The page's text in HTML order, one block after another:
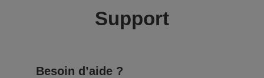
Support
Besoin d’aide ?